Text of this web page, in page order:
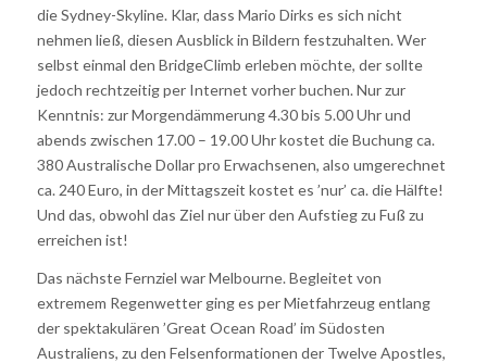
die Sydney-Skyline. Klar, dass Mario Dirks es sich nicht
nehmen ließ, diesen Ausblick in Bildern festzuhalten. Wer
selbst einmal den BridgeClimb erleben möchte, der sollte
jedoch rechtzeitig per Internet vorher buchen. Nur zur
Kenntnis: zur Morgendämmerung 4.30 bis 5.00 Uhr und
abends zwischen 17.00 – 19.00 Uhr kostet die Buchung ca.
380 Australische Dollar pro Erwachsenen, also umgerechnet
ca. 240 Euro, in der Mittagszeit kostet es ’nur’ ca. die Hälfte!
Und das, obwohl das Ziel nur über den Aufstieg zu Fuß zu
erreichen ist!
Das nächste Fernziel war Melbourne. Begleitet von
extremem Regenwetter ging es per Mietfahrzeug entlang
der spektakulären ’Great Ocean Road’ im Südosten
Australiens, zu den Felsenformationen der Twelve Apostles,